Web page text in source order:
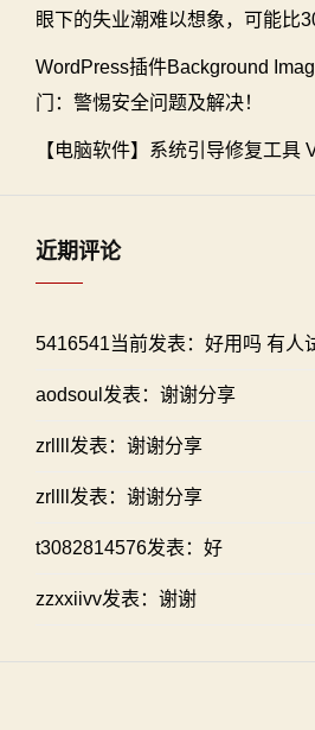
眼下的失业潮难以想象，可能比
WordPress插件Background
门：警惕安全问题及解决！
【电脑软件】系统引导修复工具
近期评论
5416541当前发表：好用吗 有人
aodsoul发表：谢谢分享
zrllll发表：谢谢分享
zrllll发表：谢谢分享
t3082814576发表：好
zzxxiivv发表：谢谢